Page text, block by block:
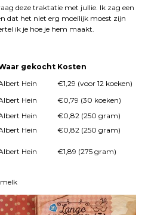
deze traktatie met jullie. Ik zag een
dat het niet erg moeilijk moest zijn
ik je hoe je hem maakt.
gekocht Kosten
Hein
€1,29 (voor 12 koeken)
Hein
€0,79 (30 koeken)
Hein
€0,82 (250 gram)
Hein
€0,82 (250 gram)
Hein €1,89 (275 gram)